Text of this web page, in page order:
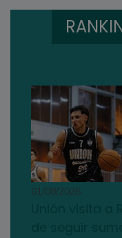
01/08/2026